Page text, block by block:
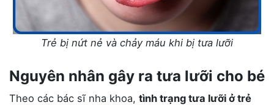
Trẻ bị nứt nẻ và chảy máu khi bị tưa lưỡi
Nguyên nhân gây ra tưa lưỡi cho bé
Theo các bác sĩ nha khoa, tình trạng tưa lưỡi ở trẻ